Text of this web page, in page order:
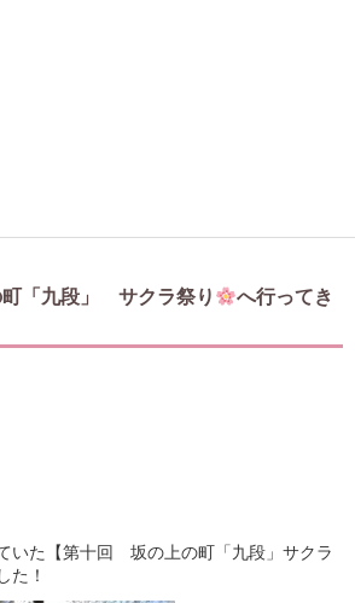
「九段」 サクラ祭り
へ行ってき
いた
【第十回 坂の上の町「九段」サクラ
た！